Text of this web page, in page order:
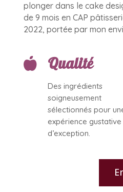
plonger dans le cake
de 9 mois en CAP
2022, portée par mon
 Qualité
Des ingrédients
soigneusement
sélectionnés pour
expérience gustative
d’exception.